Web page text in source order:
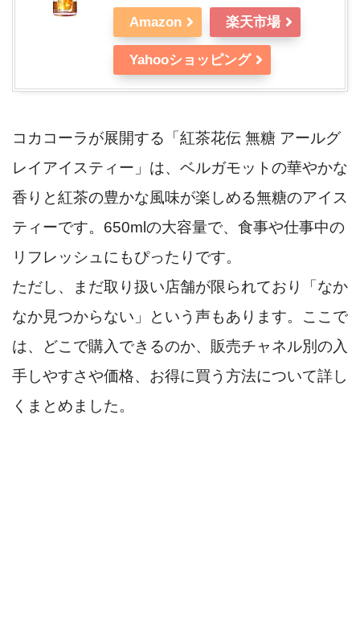
Amazon 楽天市場
Yahooショッピング
コカコーラが展開する「紅茶花伝 無糖 アールグ
レイアイスティー」は、ベルガモットの華やかな
香りと紅茶の豊かな風味が楽しめる無糖のアイス
ティーです。650mlの大容量で、食事や仕事中の
リフレッシュにもぴったりです。
ただし、まだ取り扱い店舗が限られており「なか
なか見つからない」という声もあります。ここで
は、どこで購入できるのか、販売チャネル別の入
手しやすさや価格、お得に買う方法について詳し
くまとめました。